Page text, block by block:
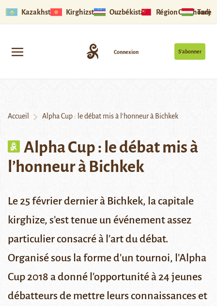
Kazakhstan Kirghizstan Ouzbékistan Région Ouïghoure
S’abonner
Connexion
Accueil Alpha Cup : le débat mis à l’honneur à Bichkek
Alpha Cup : le débat mis à
l’honneur à Bichkek
Le 25 février dernier à Bichkek, la capitale
kirghize, s'est tenue un événement assez
particulier consacré à l'art du débat.
Organisé sous la forme d'un tournoi, l'Alpha
Cup 2018 a donné l'opportunité à 24 jeunes
débatteurs de mettre leurs connaissances et